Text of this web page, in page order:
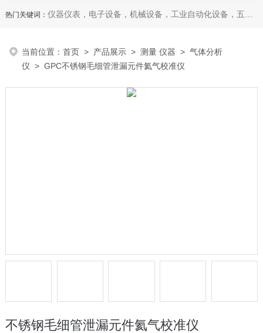
热门关键词： 仪器仪表，电子设备，机械设备，工业自动化设备，五金产品，电线电缆，金属材料，电子
当前位置：首页 > 产品展示 >测量 仪器 >气体分析
仪 > GPC不锈钢毛细管泄漏元件氦气校准仪
不锈钢毛细管泄漏元件氦气校准仪